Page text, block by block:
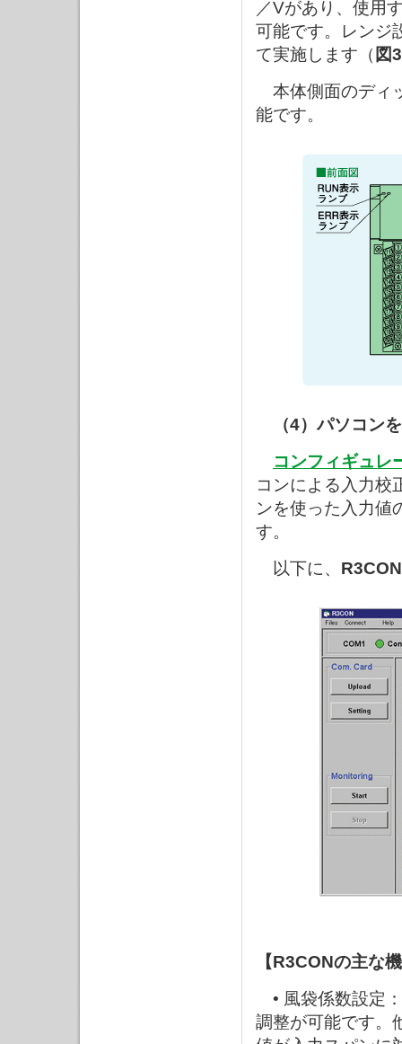
／Vがあり、使用
可能です。レンジ
て実施します（ 図3
本体側面のディ
能です。
（4）パソコン
コンフィギュレ
コンによる入力校
ンを使った入力値
す。
以下に、 R3CON
【R3CONの主な
• 風袋係数設定
調整が可能です。